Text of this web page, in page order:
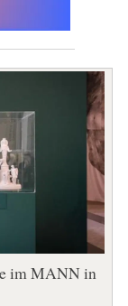
im MANN in